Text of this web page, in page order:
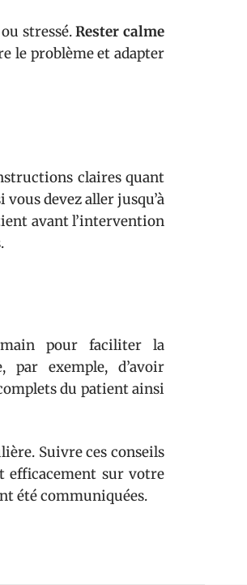
stressé.Rester calme
le problème et adapter
claires quant
devez aller jusqu’à
avant l’intervention
pour faciliter la
exemple, d’avoir
du patient ainsi
Suivre ces conseils
efficacement sur votre
été communiquées.